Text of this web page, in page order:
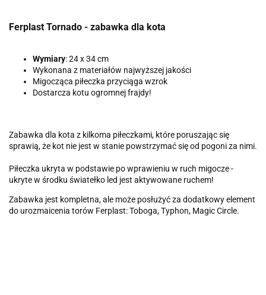
Ferplast Tornado - zabawka dla kota
Wymiary: 24 x 34 cm
Wykonana z materiałów najwyższej jakości
Migocząca piłeczka przyciąga wzrok
Dostarcza kotu ogromnej frajdy!
Zabawka dla kota z kilkoma piłeczkami, które poruszając się
sprawią, że kot nie jest w stanie powstrzymać się od pogoni za nimi.
Piłeczka ukryta w podstawie po wprawieniu w ruch migocze -
ukryte w środku światełko led jest aktywowane ruchem!
Zabawka jest kompletna, ale może posłużyć za dodatkowy element
do urozmaicenia torów Ferplast: Toboga, Typhon, Magic Circle.